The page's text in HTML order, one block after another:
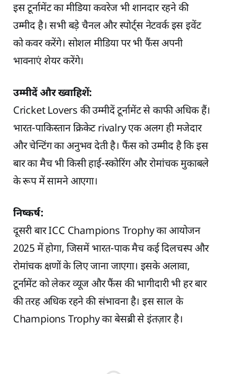
इस टूर्नामेंट का मीडिया कवरेज भी शानदार रहने की
उम्मीद है। सभी बड़े चैनल और स्पोर्ट्स नेटवर्क इस इवेंट
को कवर करेंगे। सोशल मीडिया पर भी फैंस अपनी
भावनाएं शेयर करेंगे।
उम्मीदें और ख्वाहिशें:
Cricket Lovers की उम्मीदें टूर्नामेंट से काफी अधिक हैं।
भारत-पाकिस्तान क्रिकेट rivalry एक अलग ही मजेदार
और चेन्टिंग का अनुभव देती है। फैंस को उम्मीद है कि इस
बार का मैच भी किसी हाई-स्कोरिंग और रोमांचक मुकाबले
के रूप में सामने आएगा।
निष्कर्ष:
दूसरी बार ICC Champions Trophy का आयोजन
2025 में होगा, जिसमें भारत-पाक मैच कई दिलचस्प और
रोमांचक क्षणों के लिए जाना जाएगा। इसके अलावा,
टूर्नामेंट को लेकर व्यूज और फैंस की भागीदारी भी हर बार
की तरह अधिक रहने की संभावना है। इस साल के
Champions Trophy का बेसब्री से इंतज़ार है।